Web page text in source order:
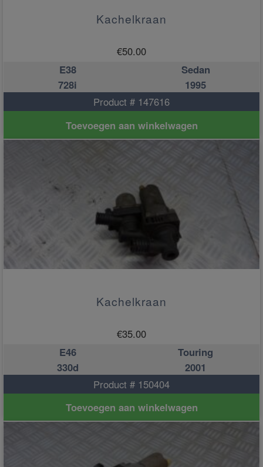
Kachelkraan
€50.00
E38
Sedan
728i
1995
Product # 147616
Toevoegen aan winkelwagen
Kachelkraan
€35.00
E46
Touring
330d
2001
Product # 150404
Toevoegen aan winkelwagen